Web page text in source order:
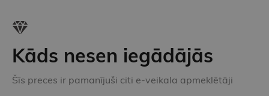
Kāds nesen iegādājās
Šīs preces ir pamanījuši citi e-veikala apmeklētāji